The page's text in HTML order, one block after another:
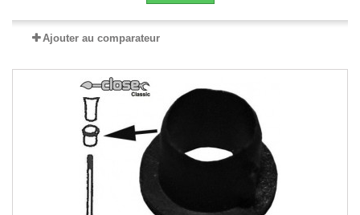
Ajouter au comparateur